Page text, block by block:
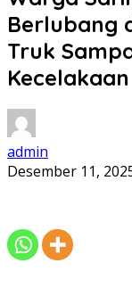
Berlubang
Truk
Kecelakaan
admin
Desember 11,